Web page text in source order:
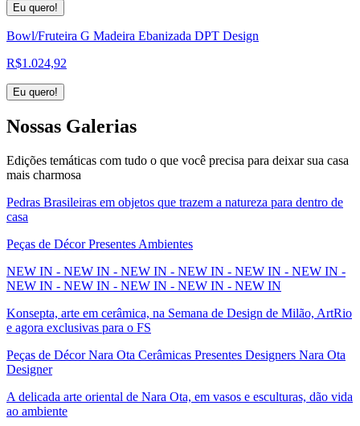
Eu quero!
Bowl/Fruteira G Madeira Ebanizada DPT Design
R$1.024,92
Eu quero!
Nossas Galerias
Edições temáticas com tudo o que você precisa para deixar sua casa
mais charmosa
Pedras Brasileiras em objetos que trazem a natureza para dentro de
casa
Peças de Décor Presentes Ambientes
NEW IN - NEW IN - NEW IN - NEW IN - NEW IN - NEW IN -
NEW IN - NEW IN - NEW IN - NEW IN - NEW IN
Konsepta, arte em cerâmica, na Semana de Design de Milão, ArtRio
e agora exclusivas para o FS
Peças de Décor Nara Ota Cerâmicas Presentes Designers Nara Ota
Designer
A delicada arte oriental de Nara Ota, em vasos e esculturas, dão vida
ao ambiente